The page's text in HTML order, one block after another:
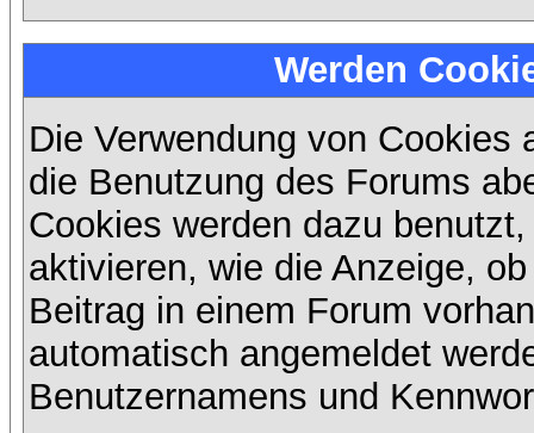
Werden
Die Verwendung von
die Benutzung des Forums
Cookies werden dazu
aktivieren, wie die Anzeige,
Beitrag in einem Forum
automatisch angemeldet
Benutzernamens und